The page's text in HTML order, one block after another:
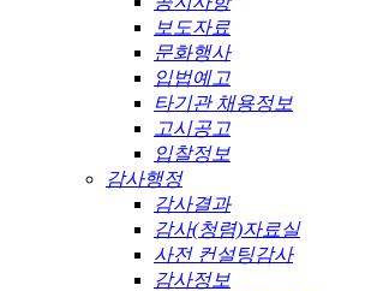
보도자료
문화행사
입법예고
타기관 채용정보
고시공고
입찰정보
감사행정
감사결과
감사(청렴)자료실
사전 컨설팅감사
감사정보